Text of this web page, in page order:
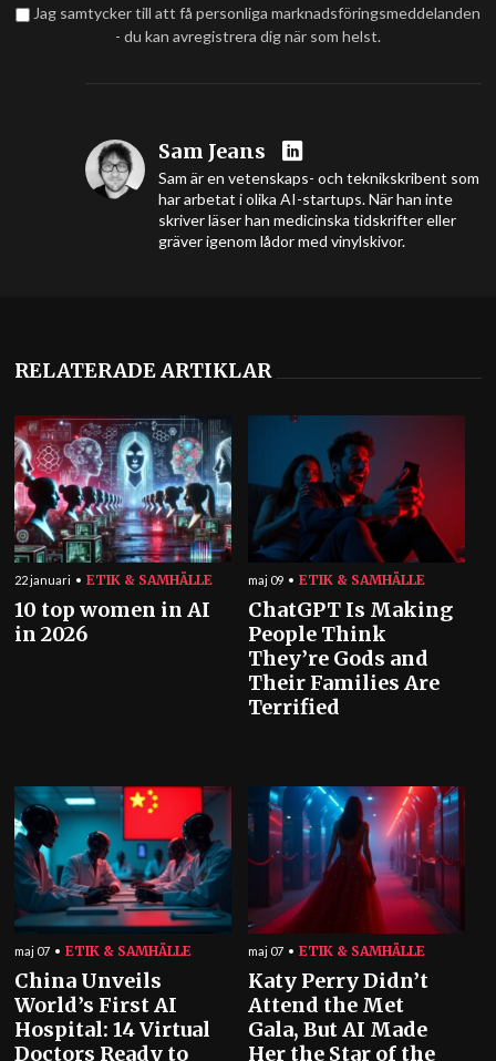
Jag samtycker till att få personliga marknadsföringsmeddelanden
- du kan avregistrera dig när som helst.
Sam Jeans
Sam är en vetenskaps- och teknikskribent som
har arbetat i olika AI-startups. När han inte
skriver läser han medicinska tidskrifter eller
gräver igenom lådor med vinylskivor.
RELATERADE ARTIKLAR
22 januari ETIK & SAMHÄLLE
10 top women in AI
in 2026
maj 09 ETIK & SAMHÄLLE
ChatGPT Is Making
People Think
They’re Gods and
Their Families Are
Terrified
maj 07 ETIK & SAMHÄLLE
China Unveils
World’s First AI
Hospital: 14 Virtual
Doctors Ready to
maj 07 ETIK & SAMHÄLLE
Katy Perry Didn’t
Attend the Met
Gala, But AI Made
Her the Star of the